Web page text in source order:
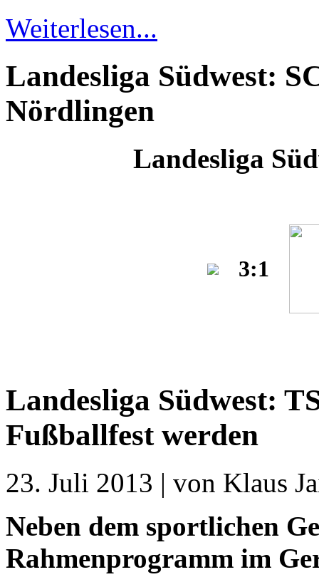
Weiterlesen...
Landesliga Südwest:
Nördlingen
Landesliga
3:1
Landesliga Südwest:
Fußballfest werden
23. Juli 2013 | von Klaus
Neben dem sportlichen
Rahmenprogramm im